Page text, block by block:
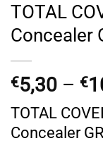
TOTAL
Concealer
€5,30 – €
TOTAL
Concealer GR